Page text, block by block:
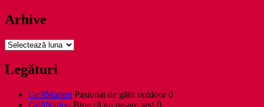
Arhive
Arhive
Legături
GrillMarket Pasionat de gătit outdoor 0